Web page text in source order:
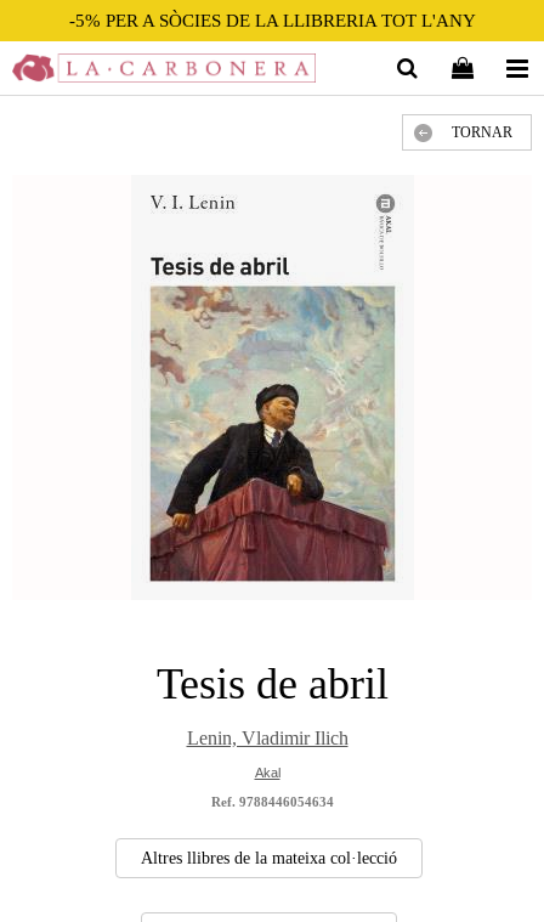
-5% PER A SÒCIES DE LA LLIBRERIA TOT L'ANY
TORNAR
Tesis de abril
Lenin, Vladimir Ilich
Akal
Ref. 9788446054634
Altres llibres de la mateixa col·lecció